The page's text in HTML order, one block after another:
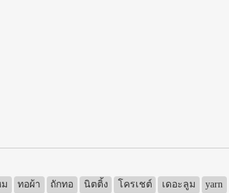
ทอผ้า ถักทอ นิตติ้ง โครเชต์ เดอะลูม yarn